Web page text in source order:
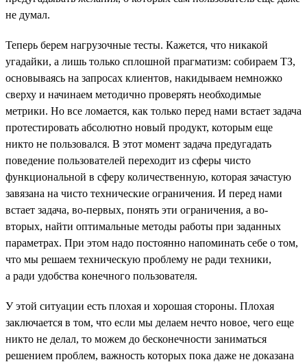
не думал.
Теперь берем нагрузочные тесты. Кажется, что никакой
угадайки, а лишь только сплошной прагматизм: собираем ТЗ,
основываясь на запросах клиентов, накидываем немножко
сверху и начинаем методично проверять необходимые
метрики. Но все ломается, как только перед нами встает задача
протестировать абсолютно новый продукт, которым еще
никто не пользовался. В этот момент задача предугадать
поведение пользователей переходит из сферы чисто
функциональной в сферу количественную, которая зачастую
завязана на чисто технические ограничения. И перед нами
встает задача, во-первых, понять эти ограничения, а во-
вторых, найти оптимальные методы работы при заданных
параметрах. При этом надо постоянно напоминать себе о том,
что мы решаем техническую проблему не ради техники,
а ради удобства конечного пользователя.
У этой ситуации есть плохая и хорошая стороны. Плохая
заключается в том, что если мы делаем нечто новое, чего еще
никто не делал, то можем до бесконечности заниматься
решением проблем, важность которых пока даже не доказана